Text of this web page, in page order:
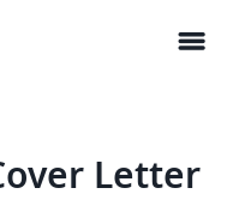
menu
Letter